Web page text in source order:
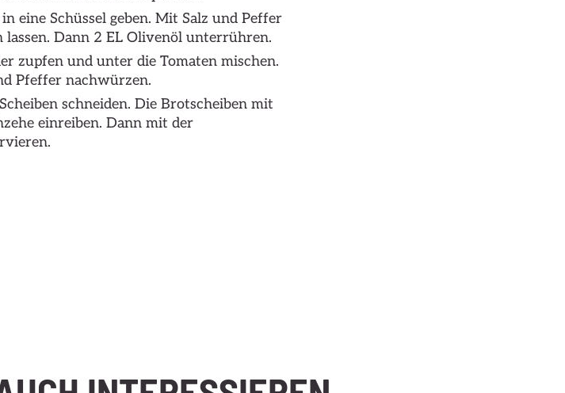
eine Schüssel geben. Mit Salz und Peffer
Dann 2 EL Olivenöl unterrühren.
zupfen und unter die Tomaten mischen.
Pfeffer nachwürzen.
schneiden. Die Brotscheiben mit
einreiben. Dann mit der